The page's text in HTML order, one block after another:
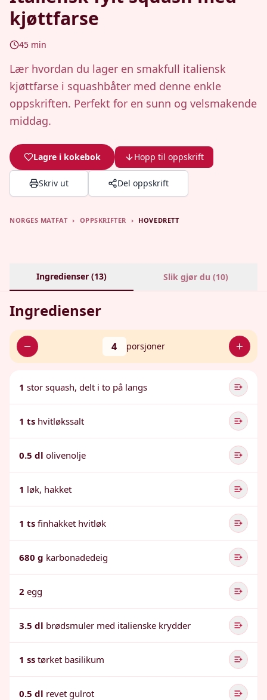
kjøttfarse
45 min
Lær hvordan du lager en smakfull italiensk
kjøttfarse i squashbåter med denne enkle
oppskriften. Perfekt for en sunn og velsmakende
middag.
Lagre i kokebok Hopp til oppskrift
Skriv ut Del oppskrift
NORGES MATFAT › OPPSKRIFTER › HOVEDRETT
Ingredienser (13) Slik gjør du (10)
Ingredienser
4 porsjoner
1 stor squash, delt i to på langs
1 ts hvitløkssalt
0.5 dl olivenolje
1 løk, hakket
1 ts finhakket hvitløk
680 g karbonadedeig
2 egg
3.5 dl brødsmuler med italienske krydder
1 ss tørket basilikum
0.5 dl revet gulrot